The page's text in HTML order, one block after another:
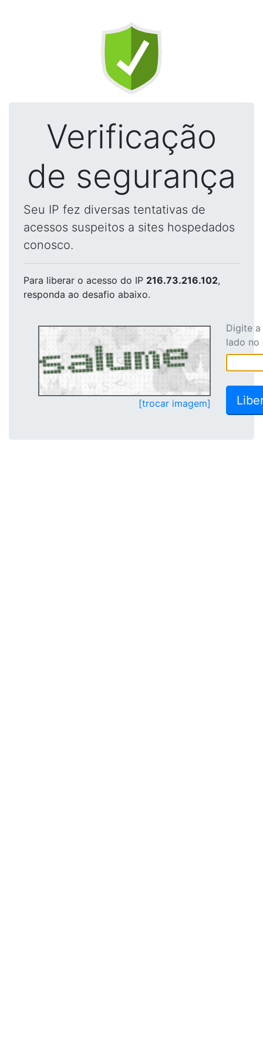
Verificação
de segurança
Seu IP fez diversas tentativas de
acessos suspeitos a sites hospedados
conosco.
Para liberar o acesso do IP 216.73.216.102,
responda ao desafio abaixo.
[trocar imagem]
Digite
lado no